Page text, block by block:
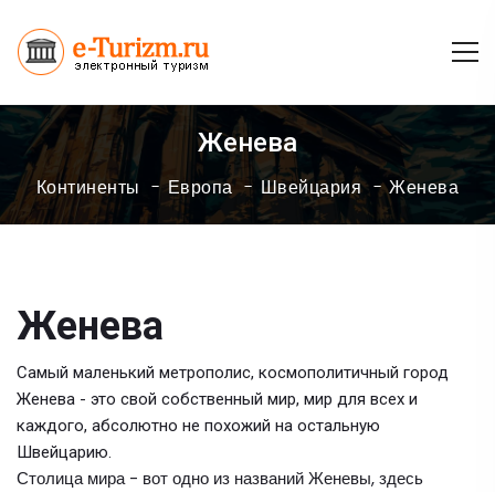
Женева
Континенты Европа Швейцария Женева
Женева
Самый маленький метрополис, космополитичный город
Женева - это свой собственный мир, мир для всех и
каждого, абсолютно не похожий на остальную
Швейцарию.
Столица мира - вот одно из названий Женевы, здесь